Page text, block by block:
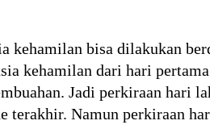
bisa dilakukan
kehamilan dari hari
Jadi perkiraan hari
terakhir. Namun perkiraan